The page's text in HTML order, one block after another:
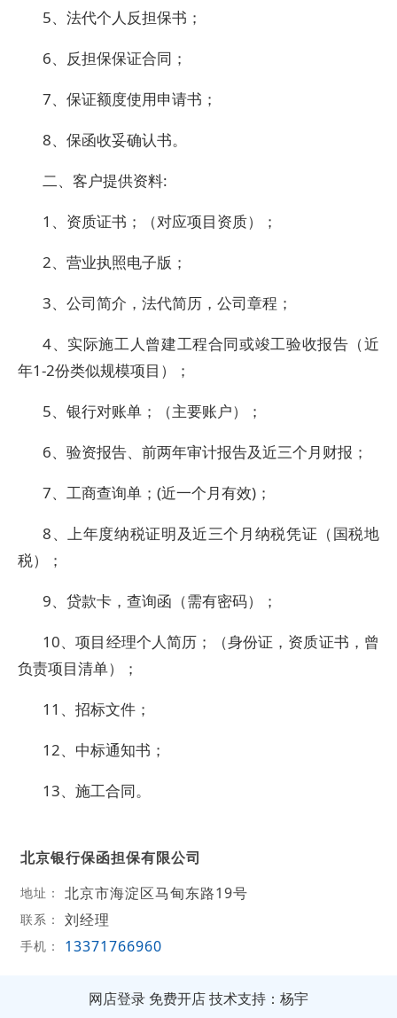
5、法代个人反担保书；
6、反担保保证合同；
7、保证额度使用申请书；
8、保函收妥确认书。
二、客户提供资料:
1、资质证书；（对应项目资质）；
2、营业执照电子版；
3、公司简介，法代简历，公司章程；
4、实际施工人曾建工程合同或竣工验收报告（近
年1-2份类似规模项目）；
5、银行对账单；（主要账户）；
6、验资报告、前两年审计报告及近三个月财报；
7、工商查询单；(近一个月有效)；
8、上年度纳税证明及近三个月纳税凭证（国税地
税）；
9、贷款卡，查询函（需有密码）；
10、项目经理个人简历；（身份证，资质证书，曾
负责项目清单）；
11、招标文件；
12、中标通知书；
13、施工合同。
北京银行保函担保有限公司
地址： 北京市海淀区马甸东路19号
联系： 刘经理
手机： 13371766960
网店登录 免费开店技术支持：杨宇